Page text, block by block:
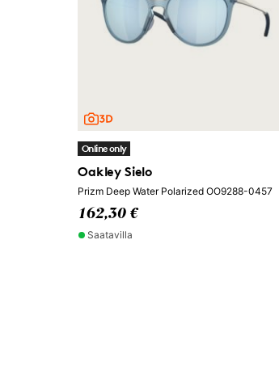
Online only
Oakley Sielo
Prizm Deep Water Polarized OO9288-0457
162,30 €
Saatavilla